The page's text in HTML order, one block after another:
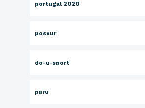
portugal 2020
poseur
do-u-sport
paru